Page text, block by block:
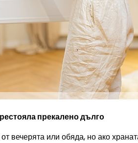
прекалено дълго
вечерята или обяда, но ако